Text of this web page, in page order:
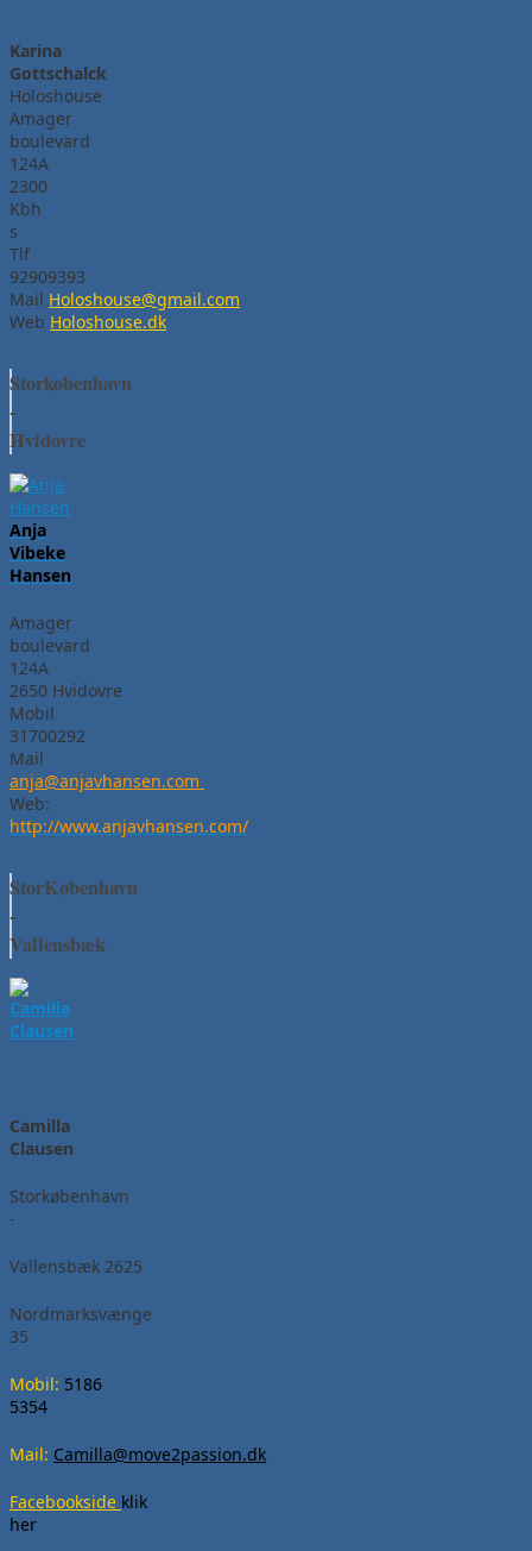
Karina
Gottschalck
Holoshouse
Amager
boulevard
124A
2300
Kbh
s
Tlf
92909393
Mail Holoshouse@gmail.com
Web Holoshouse.dk
Storkøbenhavn
-
Hvidovre
Anja
Vibeke
Hansen
Amager
boulevard
124A
2650 Hvidovre
Mobil
31700292
Mail
anja@anjavhansen.com
Web:
http://www.anjavhansen.com/
StorKøbenhavn
-
Vallensbæk
Camilla
Clausen
Storkøbenhavn
-
Vallensbæk 2625
Nordmarksvænge
35
Mobil: 5186
5354
Mail: Camilla@move2passion.dk
Facebookside klik
her